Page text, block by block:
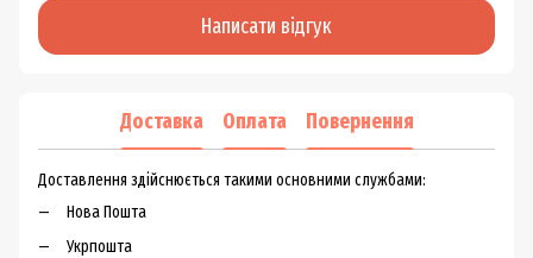
Написати відгук
Доставка Оплата Повернення
Доставлення здійснюється такими основними службами:
Нова Пошта
Укрпошта